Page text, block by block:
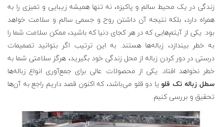
زندگی در یک محیط سالم و پاکیزه، نه تنها همیشه زیبایی و تمیزی را به
همراه دارد، بلکه نتیجه آن داشتن روح و جسمی سالم و سلامت خواهد
بود. یکی از آیتم‌هایی که در هر کجای دنیا که باشید، ممکن سلامت شما را
به خطر بیندازد، زباله‌ها هستند. به این ترتیب اگر بتوانید تصمیمات
درستی در دور کردن زباله از محل زندگی خود بگیرید، هرگز سلامتی شما به
خطر نخواهد افتاد. یکی از محصولات عالی برای جمع‌آوری انواع زباله‌ها
سطل زباله تک قلو یا دو قلو می‌باشد، که اکنون قصد داریم راجع به آن‌ها
تحقیق و بررسی کنیم.